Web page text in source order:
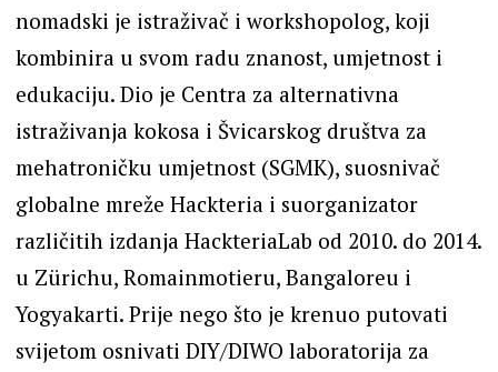
nomadski je istraživač i workshopolog, koji
kombinira u svom radu znanost, umjetnost i
edukaciju. Dio je Centra za alternativna
istraživanja kokosa i Švicarskog društva za
mehatroničku umjetnost (SGMK), suosnivač
globalne mreže Hackteria i suorganizator
različitih izdanja HackteriaLab od 2010. do 2014.
u Zürichu, Romainmotieru, Bangaloreu i
Yogyakarti. Prije nego što je krenuo putovati
svijetom osnivati DIY/DIWO laboratorija za